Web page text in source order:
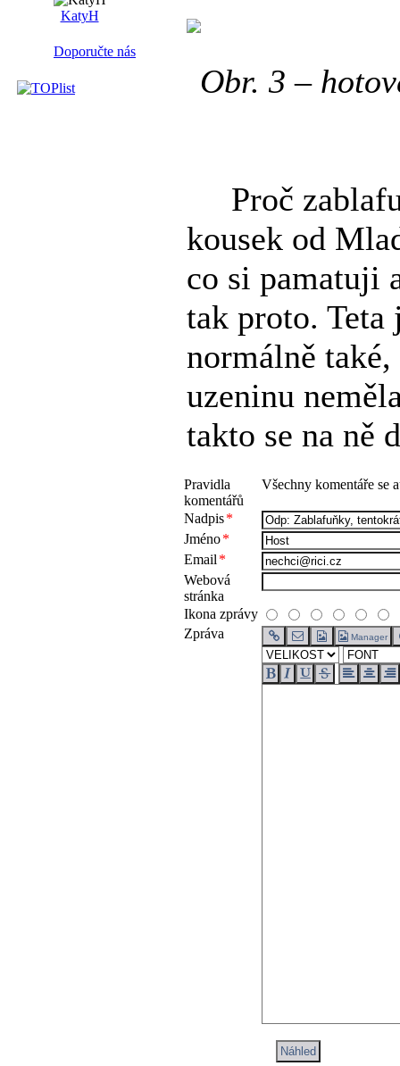
KatyH
Doporučte nás
Obr. 3 –
Proč
kousek od
co si pamatuji
tak proto. Teta
normálně
uzeninu
takto se na ně
Pravidla
komentářů
Všechny komentáře se
Nadpis*
Jméno*
Email *
Webová
stránka
Ikona zprávy
Zpráva
Manager
Náhled